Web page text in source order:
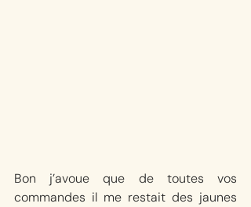
Bon j’avoue que de toutes vos
commandes il me restait des jaunes